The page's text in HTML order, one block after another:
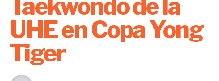
Taekwondo de la
UHE en Copa Yong
Tiger